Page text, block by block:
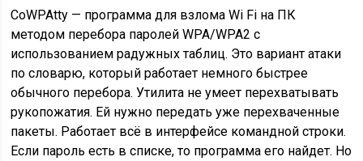
CoWPAtty — программа для взлома Wi Fi на ПК
методом перебора паролей WPA/WPA2 с
использованием радужных таблиц. Это вариант атаки
по словарю, который работает немного быстрее
обычного перебора. Утилита не умеет перехватывать
рукопожатия. Ей нужно передать уже перехваченные
пакеты. Работает всё в интерфейсе командной строки.
Если пароль есть в списке, то программа его найдет. Но